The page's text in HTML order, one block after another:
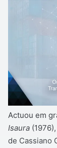
Actuou em
Isaura
de Cassiano